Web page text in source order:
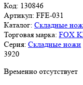
Код: 130846
Артикул: FFE-031
Каталог: Складные
Торговая марка: FOX
Серия: Складные ножи
3920
Временно отсутствует